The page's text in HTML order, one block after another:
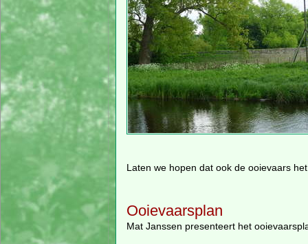
Laten we hopen dat ook de ooievaars
Ooievaarsplan
Mat Janssen presenteert het